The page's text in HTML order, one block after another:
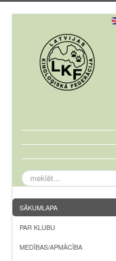
meklēt...
SĀKUMLAPA
PAR KLUBU
MEDĪBAS/APMĀCĪBA